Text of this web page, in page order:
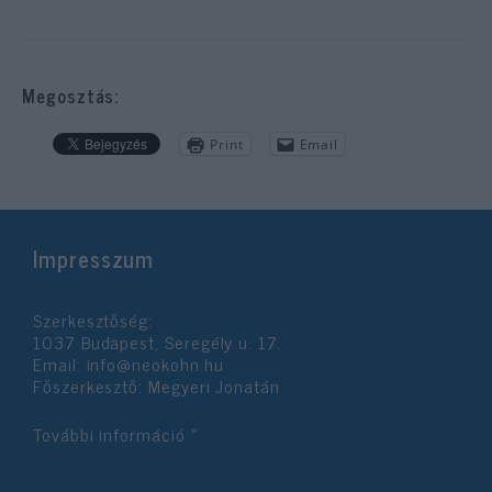
Megosztás:
Print Email
Impresszum
Szerkesztőség:
1037 Budapest, Seregély u. 17.
Email: info@neokohn.hu
Főszerkesztő: Megyeri Jonatán
További információ »